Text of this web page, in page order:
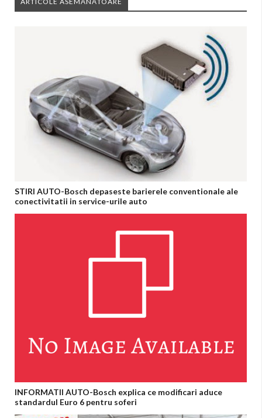
STIRI AUTO-Bosch depaseste barierele conventionale ale
conectivitatii in service-urile auto
INFORMATII AUTO-Bosch explica ce modificari aduce
standardul Euro 6 pentru soferi